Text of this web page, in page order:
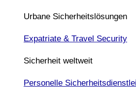
Urbane Sicherheitslösungen
Expatriate & Travel Security
Sicherheit weltweit
Personelle